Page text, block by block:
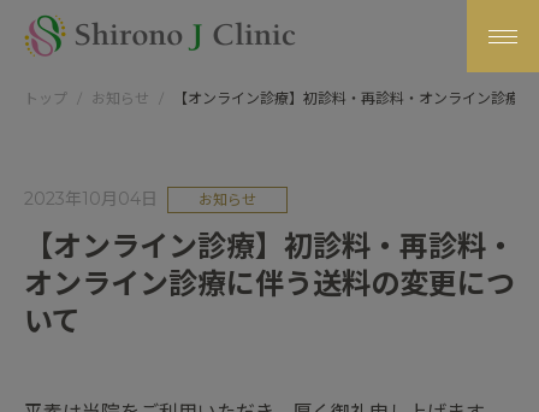
トップ お知らせ 【オンライン診療】初診料・再診料・オンライン診療
2023年10月04日 お知らせ
【オンライン診療】初診料・再診料・
オンライン診療に伴う送料の変更につ
いて